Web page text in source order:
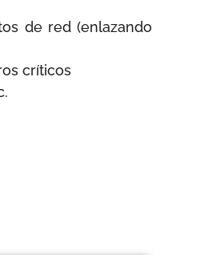
de red (enlazando
críticos